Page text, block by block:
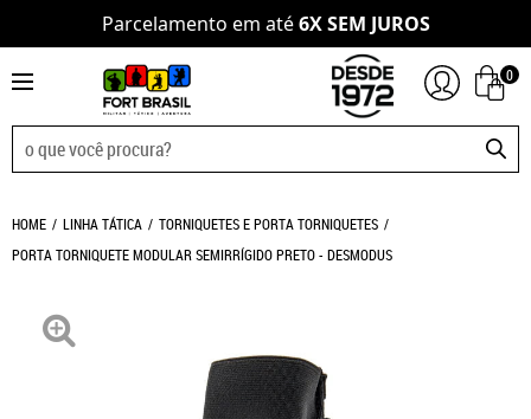
Parcelamento em até6X SEM JUROS
0
HOME LINHA TÁTICA
TORNIQUETES E PORTA TORNIQUETES
PORTA TORNIQUETE MODULAR SEMIRRÍGIDO PRETO - DESMODUS